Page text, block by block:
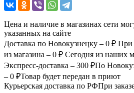
Цена и наличие в магазинах сети
указанных на сайте
Доставка по Новокузнецку – 0 ₽ При
из магазина – 0 ₽ Сегодня из наших
Экспресс-доставка – 300 ₽По
– 0 ₽Товар будет передан в приют
Курьерская доставка по РФПри